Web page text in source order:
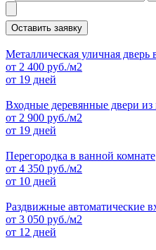
Оставить заявку
Металлическая уличная дверь
от 2 400 руб./м2
от 19 дней
Входные деревянные двери из
от 2 900 руб./м2
от 19 дней
Перегородка в ванной комнате
от 4 350 руб./м2
от 10 дней
Раздвижные автоматические
от 3 050 руб./м2
от 12 дней